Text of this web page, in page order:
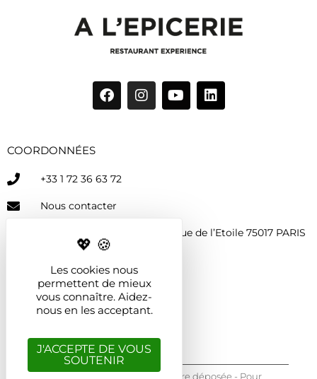
COORDONNÉES
+33 1 72 36 63 72
Nous contacter
33 avenue de Wagram 8-10 rue de l’Etoile 75017 PARIS
AUTRES PAGES
Mentions légales
"A l'Epicerie" Marque culinaire déposée - Pour
Les cookies nous
permettent de mieux
vous connaître. Aidez-
nous en les acceptant.
J'ACCEPTE DE VOUS
SOUTENIR